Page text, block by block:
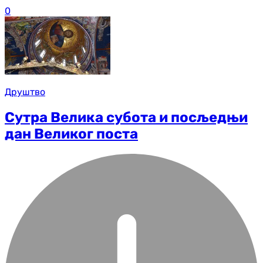
0
Друштво
Сутра Велика субота и посљедњи
дан Великог поста